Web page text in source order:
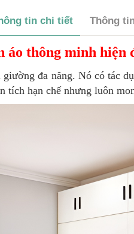
tin chi tiết Thông
áo thông minh hiện
đa năng. Nó có tác
hạn chế nhưng luôn